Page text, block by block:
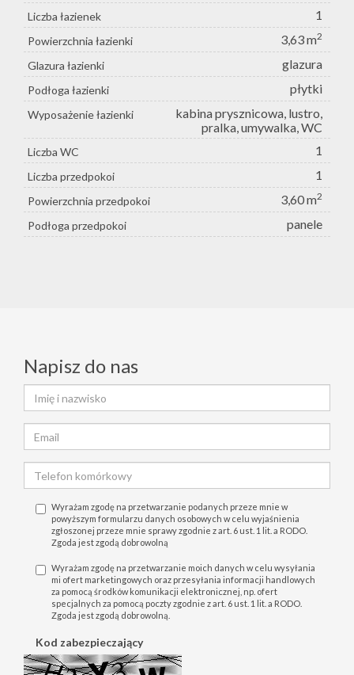
Liczba łazienek 1
Powierzchnia łazienki 3,63 m2
Glazura łazienki glazura
Podłoga łazienki płytki
Wyposażenie łazienki
kabina prysznicowa, lustro,
pralka, umywalka, WC
Liczba WC 1
Liczba przedpokoi 1
Powierzchnia przedpokoi 3,60 m2
Podłoga przedpokoi panele
Napisz do nas
Wyrażam zgodę na przetwarzanie podanych przeze mnie w
powyższym formularzu danych osobowych w celu wyjaśnienia
zgłoszonej przeze mnie sprawy zgodnie z art. 6 ust. 1 lit. a RODO.
Zgoda jest zgodą dobrowolną
Wyrażam zgodę na przetwarzanie moich danych w celu wysyłania
mi ofert marketingowych oraz przesyłania informacji handlowych
za pomocą środków komunikacji elektronicznej, np. ofert
specjalnych za pomocą poczty zgodnie z art. 6 ust. 1 lit. a RODO.
Zgoda jest zgodą dobrowolną.
Kod zabezpieczający